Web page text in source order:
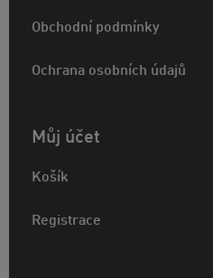
Obchodní podmínky
Ochrana osobních údajů
Můj účet
Košík
Registrace